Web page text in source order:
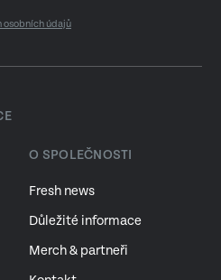
osobních údajů
O SPOLEČNOSTI
Fresh news
Důležité informace
Merch & partneři